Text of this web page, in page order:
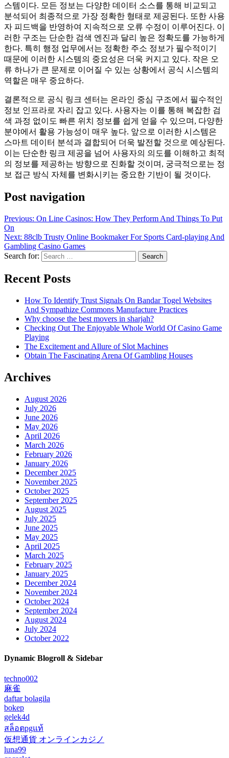
스템이다. 모든 정보는 다양한 데이터 소스를 통해 비교되고
분석되어 최종적으로 가장 정확한 형태로 제공된다. 또한 사용
자 피드백을 반영하여 지속적으로 오류 수정이 이루어진다. 이
러한 구조는 단순한 검색 엔진과 달리 높은 정확도를 가능하게
한다. 특히 행정 업무에서는 정확한 주소 정보가 필수적이기
때문에 이러한 시스템의 중요성은 더욱 커지고 있다. 작은 오
류 하나가 큰 문제로 이어질 수 있는 상황에서 공식 시스템의
역할은 매우 중요하다.
결론적으로 공식 링크 센터는 온라인 중심 구조에서 필수적인
정보 인프라로 자리 잡고 있다. 사용자는 이를 통해 복잡한 검
색 과정 없이도 빠른 위치 정보를 쉽게 얻을 수 있으며, 다양한
분야에서 활용 가능성이 매우 높다. 앞으로 이러한 시스템은
스마트 데이터 분석과 결합되어 더욱 발전할 것으로 예상된다.
이는 단순한 링크 제공을 넘어 사용자의 의도를 이해하고 최적
의 정보를 제공하는 방향으로 진화할 것이며, 궁극적으로는 정
보 접근 방식 자체를 변화시키는 중요한 기반이 될 것이다.
Post navigation
Previous: On Line Casinos: How They Perform And Things To Put
On
Next: 88clb Trusty Online Bookmaker For Sports Card-playing And
Gambling Casino Games
Search for:
Recent Posts
How To Identify Trust Signals On Bandar Togel Websites
And Sympathize Commons Manufacture Practices
Why choose the best movers in sharjah?
Checking Out The Enjoyable Whole World Of Casino Game
Playing
The Excitement and Allure of Slot Machines
Obtain The Fascinating Arena Of Gambling Houses
Archives
August 2026
July 2026
June 2026
May 2026
April 2026
March 2026
February 2026
January 2026
December 2025
November 2025
October 2025
September 2025
August 2025
July 2025
June 2025
May 2025
April 2025
March 2025
February 2025
January 2025
December 2024
November 2024
October 2024
September 2024
August 2024
July 2024
October 2022
Dynamic Blogroll & Sidebar
techno002
麻雀
daftar bolagila
bokep
gelek4d
สล็อตpgแท้
仮想通貨 オンラインカジノ
luna99